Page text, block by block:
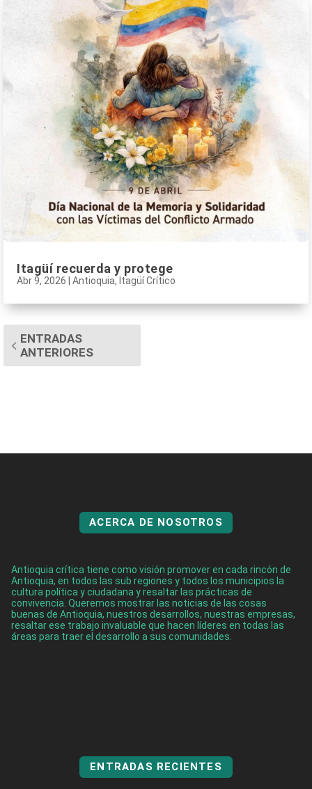
Itagüí recuerda y protege
Abr 9, 2026 | Antioquia, Itagüí Crítico
ENTRADAS
ANTERIORES
ACERCA DE NOSOTROS
Antioquia crítica tiene como visión promover en cada rincón de
Antioquia, en todos las sub regiones y todos los municipios la
cultura política y ciudadana y resaltar las prácticas de
convivencia. Queremos mostrar las noticias de las cosas
buenas de Antioquia, nuestros desarrollos, nuestras empresas,
resaltar ese trabajo invaluable que hacen líderes en todas las
áreas para traer el desarrollo a sus comunidades.
ENTRADAS RECIENTES